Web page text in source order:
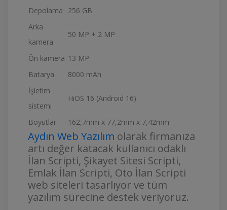
Depolama
256 GB
Arka
kamera
50 MP + 2 MP
Ön kamera 13 MP
Batarya
8000 mAh
İşletim
sistemi
HiOS 16 (Android 16)
Boyutlar 162,7mm x 77,2mm x 7,42mm
Aydın Web Yazılım olarak firmanıza
artı değer katacak kullanıcı odaklı
İlan Scripti, Şikayet Sitesi Scripti,
Emlak İlan Scripti, Oto İlan Scripti
web siteleri tasarlıyor ve tüm
yazılım sürecine destek veriyoruz.